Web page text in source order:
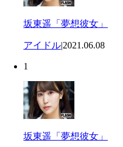
坂東遥「夢想彼女」
アイドル|2021.06.08
1
坂東遥「夢想彼女」